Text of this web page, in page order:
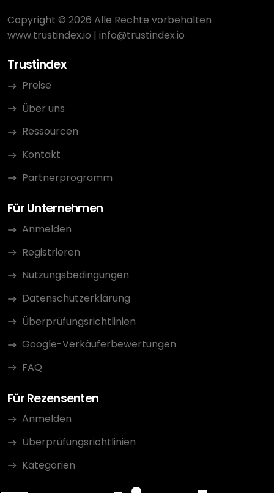
Copyright © 2026 Alle Rechte vorbehalten
www.trustindex.io | info@trustindex.io
Trustindex
Preise
Über uns
Ressourcen
Kontakt
Partnerprogramm
Für Unternehmen
Anmelden
Registrieren
Nutzungsbedingungen
Datenschutzerklärung
Überprüfungsrichtlinien
Google-Verkäuferbewertungen
FAQ
Für Rezensenten
Anmelden
Überprüfungsrichtlinien
Kategorien